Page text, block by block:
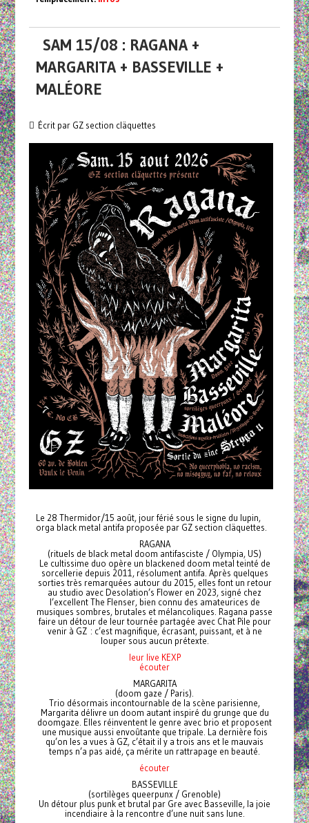
SAM 15/08 : RAGANA +
MARGARITA + BASSEVILLE +
MALÉORE
Écrit par GZ section cläquettes
Le 28 Thermidor/15 août, jour férié sous le signe du lupin,
orga black metal antifa proposée par GZ section cläquettes.
RAGANA
(rituels de black metal doom antifasciste / Olympia, US)
Le cultissime duo opère un blackened doom metal teinté de
sorcellerie depuis 2011, résolument antifa. Après quelques
sorties très remarquées autour du 2015, elles font un retour
au studio avec Desolation’s Flower en 2023, signé chez
l’excellent The Flenser, bien connu des amateurices de
musiques sombres, brutales et mélancoliques. Ragana passe
faire un détour de leur tournée partagée avec Chat Pile pour
venir à GZ : c’est magnifique, écrasant, puissant, et à ne
louper sous aucun prétexte.
leur live KEXP
écouter
MARGARITA
(doom gaze / Paris).
Trio désormais incontournable de la scène parisienne,
Margarita délivre un doom autant inspiré du grunge que du
doomgaze. Elles réinventent le genre avec brio et proposent
une musique aussi envoûtante que tripale. La dernière fois
qu’on les a vues à GZ, c’était il y a trois ans et le mauvais
temps n’a pas aidé, ça mérite un rattrapage en beauté.
écouter
BASSEVILLE
(sortilèges queerpunx / Grenoble)
Un détour plus punk et brutal par Gre avec Basseville, la joie
incendiaire à la rencontre d’une nuit sans lune.